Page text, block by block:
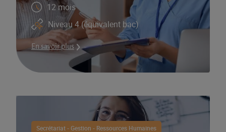
12 mois
Niveau 4 (équivalent bac)
En savoir plus
Secrétariat - Gestion - Ressources Humaines